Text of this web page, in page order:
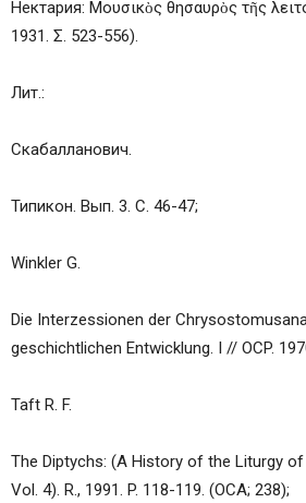
Нектария: Μουσικὸς θησαυρὸς τῆς
1931. Σ. 523-556).
Лит.:
Скабалланович.
Типикон. Вып. 3. С. 46-47;
Winkler G.
Die Interzessionen der
geschichtlichen Entwicklung. I // OCP.
Taft R. F.
The Diptychs: (A History of the Liturgy
Vol. 4). R., 1991. P. 118-119. (OCA; 238);